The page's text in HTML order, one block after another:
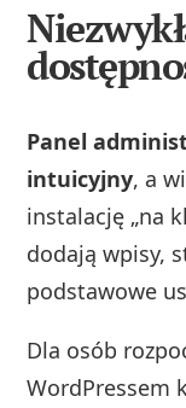
Panel
intuicyjny, a
instalację „na
dodają wpisy,
podstawowe
Dla osób
WordPressem